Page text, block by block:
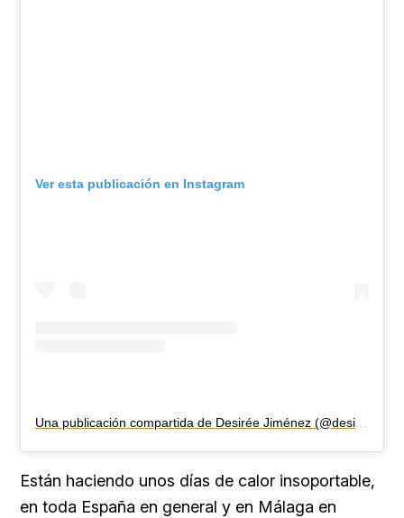
Ver esta publicación en Instagram
Están haciendo unos días de calor insoportable,
en toda España en general y en Málaga en